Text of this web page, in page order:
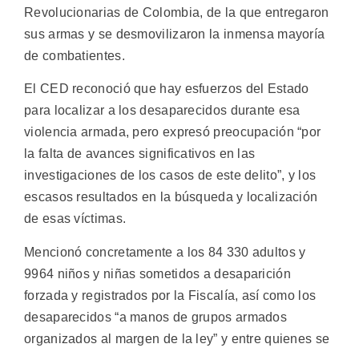
Revolucionarias de Colombia, de la que entregaron
sus armas y se desmovilizaron la inmensa mayoría
de combatientes.
El CED reconoció que hay esfuerzos del Estado
para localizar a los desaparecidos durante esa
violencia armada, pero expresó preocupación “por
la falta de avances significativos en las
investigaciones de los casos de este delito”, y los
escasos resultados en la búsqueda y localización
de esas víctimas.
Mencionó concretamente a los 84 330 adultos y
9964 niños y niñas sometidos a desaparición
forzada y registrados por la Fiscalía, así como los
desaparecidos “a manos de grupos armados
organizados al margen de la ley” y entre quienes se